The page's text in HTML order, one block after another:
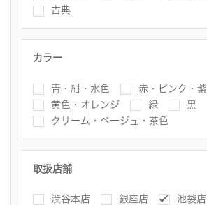
古典
カラー
青・紺・水色 赤・ピンク・紫
黄色・オレンジ
緑 黒
クリーム・ベージュ・茶色
取扱店舗
渋谷本店 銀座店 池袋店